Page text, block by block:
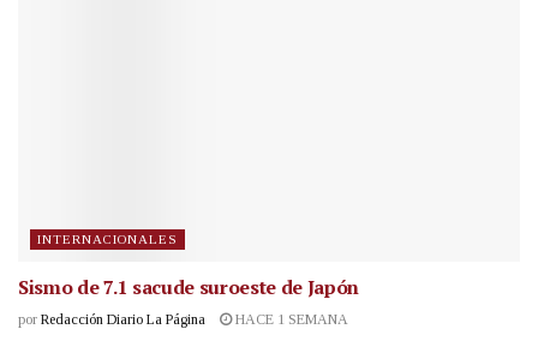
INTERNACIONALES
Sismo de 7.1 sacude suroeste de Japón
por Redacción Diario La Página HACE 1 SEMANA